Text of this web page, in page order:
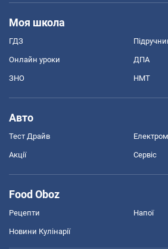
Моя школа
ГДЗ
Онлайн уроки ДПА
ЗНО НМТ
Авто
Тест Драйв
Акції Сервіс
Food Oboz
Рецепти Напої
Новини Кулінарії